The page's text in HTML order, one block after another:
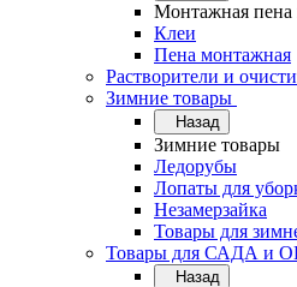
Монтажная пена
Клеи
Пена монтажная
Растворители и
Зимние товары
Назад
Зимние товары
Ледорубы
Лопаты для
Незамерзайка
Товары для
Товары для САДА и
Назад